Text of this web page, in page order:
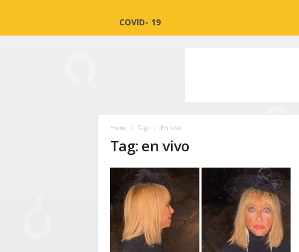
COVID- 19
Home Tags En vivo
Tag: en vivo